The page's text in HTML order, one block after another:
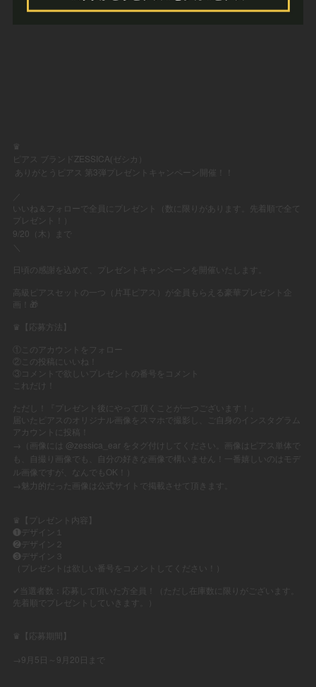
♛
ピアス
ブランド ZESSICA (ゼシカ）
ありがとうピアス
第 3 弾プレゼントキャンペーン開催！！
いいね＆フォローで全員にプレゼント（数に限りがあります。先着順で全て
プレゼント！）
9/20 （木）まで
日頃の感謝を込めて、プレゼントキャンペーンを開催いたします。
高級ピアスセットの一つ（片耳ピアス）が全員もらえる豪華プレゼント企
🎁
♛【応募方法】
①このアカウントをフォロー
②この投稿にいいね！
③コメントで欲しいプレゼントの番号をコメント
これだけ！
ただし！『プレゼント後にやって頂くことが一つございます！』
届いたピアスのオリジナル画像をスマホで撮影し、ご自身のインスタグラム
アカウントに投稿！
→ （画像には @zessica_ear をタグ付けしてください。画像はピアス単体で
も、自撮り画像でも、自分の好きな画像で構いません
！一番嬉しいのはモデ
ル画像ですが、なんでも OK
→ 魅力的だった画像は公式サイトで掲載させて頂きます。
♛【プレゼント内容】
❶デザイン１
❷デザイン２
❸デザイン３
（プレゼントは欲しい番号をコメントしてください！）
✔︎
当選者数：応募して頂いた方全員！（ただし在庫数に限りがございます。
先着順でプレゼントしていきます。）
♛【応募期間】
→9 5 9 20 日まで